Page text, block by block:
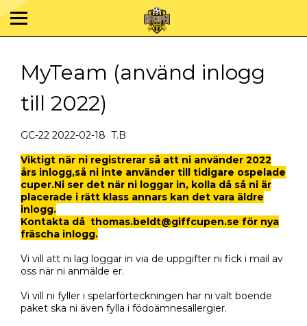
MyTeam (använd inlogg
till 2022)
GC-22 2022-02-18 T.B
Viktigt när ni registrerar så att ni använder 2022
års inlogg,så ni inte använder till tidigare ospelade
cuper.Ni ser det när ni loggar in, kolla då så ni är
placerade i rätt klass annars kan det vara äldre
inlogg.
Kontakta då thomas.beldt@giffcupen.se för nya
fräscha inlogg.
Vi vill att ni lag loggar in via de uppgifter ni fick i mail av
oss när ni anmälde er.
Vi vill ni fyller i spelarförteckningen har ni valt boende
paket ska ni även fylla i födoämnesallergier.